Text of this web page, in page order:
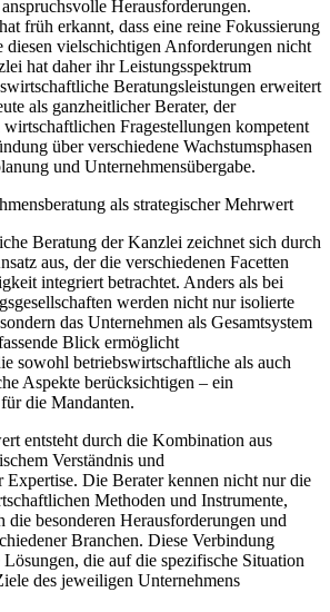
Herausforderungen.
hat früh erkannt, dass eine reine Fokussierung
diesen vielschichtigen Anforderungen nicht
hat daher ihr Leistungsspektrum
Beratungsleistungen erweitert
als ganzheitlicher Berater, der
Fragestellungen kompetent
über verschiedene Wachstumsphasen
und Unternehmensübergabe.
als strategischer Mehrwert
Beratung der Kanzlei zeichnet sich durch
aus, der die verschiedenen Facetten
integriert betrachtet. Anders als bei
werden nicht nur isolierte
das Unternehmen als Gesamtsystem
Blick ermöglicht
sowohl betriebswirtschaftliche als auch
Aspekte berücksichtigen – ein
die Mandanten.
entsteht durch die Kombination aus
Verständnis und
Expertise. Die Berater kennen nicht nur die
Methoden und Instrumente,
die besonderen Herausforderungen und
Branchen. Diese Verbindung
Lösungen, die auf die spezifische Situation
des jeweiligen Unternehmens